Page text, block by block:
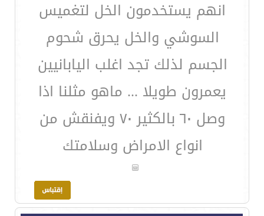
انهم يستخدمون الخل لتغميس
السوشي والخل يحرق شحوم
الجسم لذلك تجد اغلب اليابانيين
يعمرون طويلا ... ماهو مثلنا اذا
وصل ٦٠ بالكثير ٧٠ ويفنقش من
انواع الامراض وسلامتك